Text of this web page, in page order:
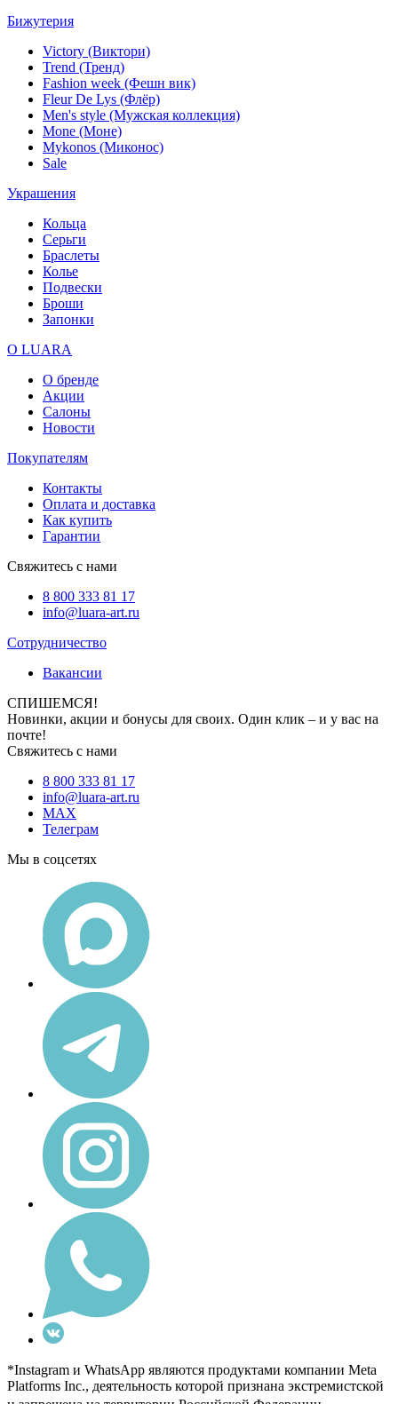
Бижутерия
Victory (Виктори)
Trend (Тренд)
Fashion week (Фешн вик)
Fleur De Lys (Флёр)
Men's style (Мужская коллекция)
Mone (Моне)
Mykonos (Миконос)
Sale
Украшения
Кольца
Серьги
Браслеты
Колье
Подвески
Броши
Запонки
О LUARA
О бренде
Акции
Салоны
Новости
Покупателям
Контакты
Оплата и доставка
Как купить
Гарантии
Свяжитесь с нами
8 800 333 81 17
info@luara-art.ru
Сотрудничество
Вакансии
СПИШЕМСЯ!
Новинки, акции и бонусы для своих. Один клик – и у вас на
почте!
Свяжитесь с нами
8 800 333 81 17
info@luara-art.ru
MAX
Телеграм
Мы в соцсетях
*Instagram и WhatsApp являются продуктами компании Meta
Platforms Inc., деятельность которой признана экстремистской